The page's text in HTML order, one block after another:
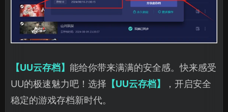
【UU云存档】 能给你带来满满的安全感。快来感受
UU的极速魅力吧！选择 【UU云存档】
，开启安全
稳定的游戏存档新时代。